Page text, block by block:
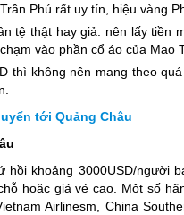
Phú rất uy tín, hiệu vàng
tệ thật hay giả: nên lấy tiền
vào phần cổ áo của Mao
thì không nên mang theo
tới Quảng Châu
hồi khoảng 3000USD/người
hoặc giá vé cao. Một số
Airlinesm, China